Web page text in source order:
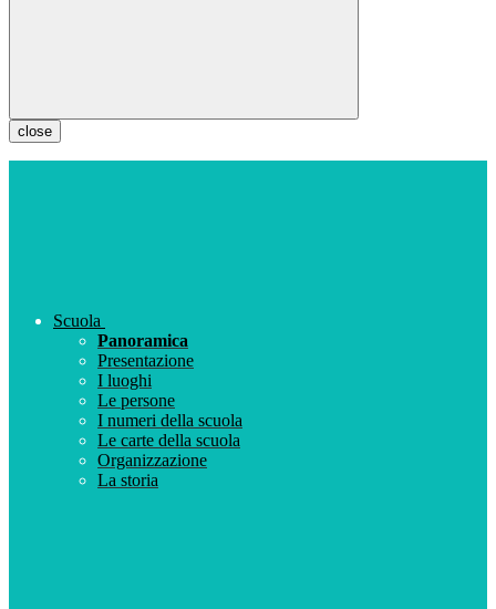
close
Scuola
Panoramica
Presentazione
I luoghi
Le persone
I numeri della scuola
Le carte della scuola
Organizzazione
La storia